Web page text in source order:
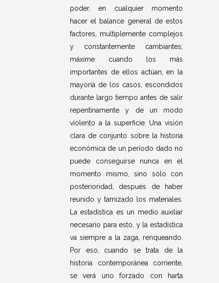
poder, en cualquier momento
hacer el balance general de estos
factores, multiplemente complejos
y constantemente cambiantes;
máxime cuando los más
importantes de ellos actúan, en la
mayoría de los casos, escondidos
durante largo tiempo antes de salir
repentinamente y de un modo
violento a la superficie. Una visión
clara de conjunto sobre la historia
económica de un período dado no
puede conseguirse nunca en el
momento mismo, sino sólo con
posterioridad, después de haber
reunido y tamizado los materiales.
La estadística es un medio auxiliar
necesario para esto, y la estadística
va siempre a la zaga, renqueando.
Por eso, cuando se trata de la
historia contemporánea corriente,
se verá uno forzado con harta